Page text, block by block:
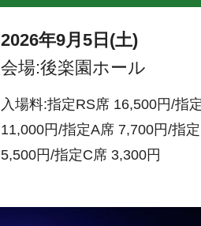
2026年9月5日(土)
会場:後楽園ホール
入場料:指定RS席 16,500円/指
11,000円/指定A席 7,700円/指
5,500円/指定C席 3,300円